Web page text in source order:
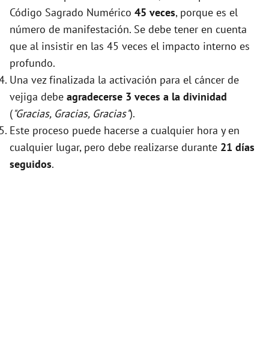
Código Sagrado Numérico 45 veces, porque es el
número de manifestación. Se debe tener en cuenta
que al insistir en las 45 veces el impacto interno es
profundo.
Una vez finalizada la activación para el cáncer de
vejiga debe agradecerse 3 veces a la divinidad
("Gracias, Gracias, Gracias").
Este proceso puede hacerse a cualquier hora y en
cualquier lugar, pero debe realizarse durante 21 días
seguidos.